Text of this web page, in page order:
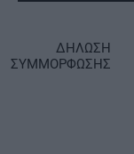
ΔΗΛΩΣΗ
ΣΥΜΜΟΡΦΩΣΗΣ